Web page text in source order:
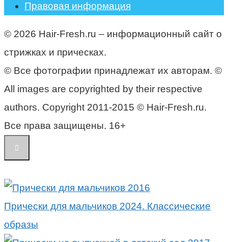
Правовая информация
© 2026 Hair-Fresh.ru – информационный сайт о
стрижках и прическах.
© Все фотографии принадлежат их авторам. ©
All images are copyrighted by their respective
authors. Copyright 2011-2015 © Hair-Fresh.ru.
Все права защищены. 16+
Прически для мальчиков 2024. Классические
образы